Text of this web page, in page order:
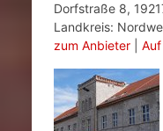
Dorfstraße 8,
Landkreis:
zum Anbieter|